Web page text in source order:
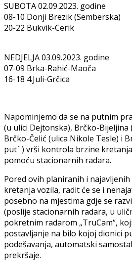
SUBOTA 02.09.2023. godine
08-10 Donji Brezik (Semberska)
20-22 Bukvik-Cerik
NEDJELJA 03.09.2023. godine
07-09 Brka-Rahić-Maoča
16-18 4.Juli-Grčica
Napominjemo da se na putnim
(u ulici Dejtonska), Brčko-Bijeljina
Brčko-Čelić (ulica Nikole Tesle) i
put¨) vrši kontrola brzine
pomoću stacionarnih radara.
Pored ovih planiranih i
kretanja vozila, radit će se i
posebno na mjestima gdje se
(poslije stacionarnih radara, u
pokretnim radarom „TruCam“,
postavljanje na bilo kojoj dionici
podešavanja, automatski
prekršaje.